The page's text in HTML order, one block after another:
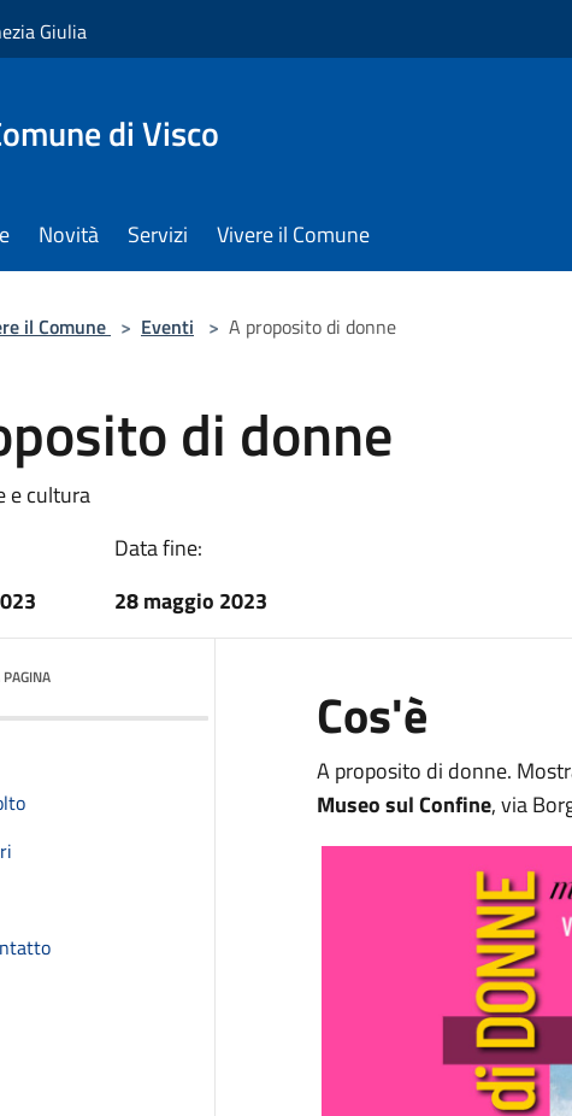
Giulia
di Visco
Novità Servizi Vivere il Comune
il Comune > Eventi > A proposito di donne
di donne
e cultura
Data fine:
28 maggio 2023
Cos'è
A proposito di donne.
Museo sul Confine, via